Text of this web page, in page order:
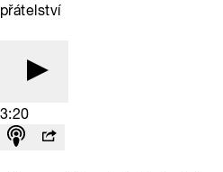
přátelství
3:20